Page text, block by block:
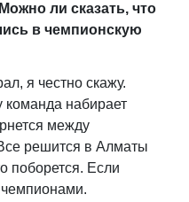
ли сказать, что
в чемпионскую
я честно скажу.
команда набирает
между
решится в Алматы
поборется. Если